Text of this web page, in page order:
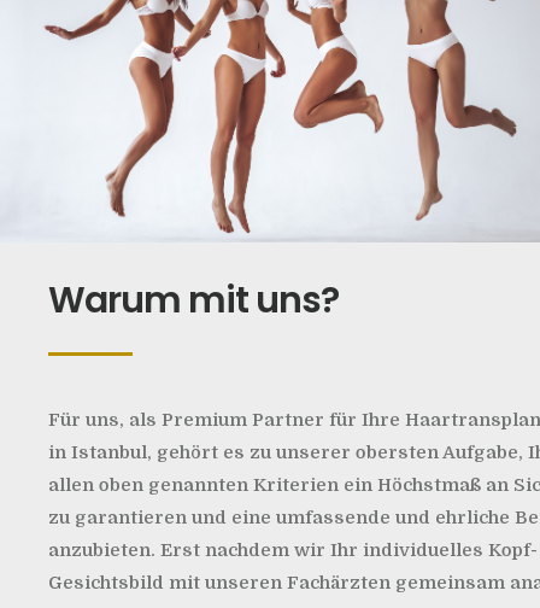
Warum mit uns?
Für uns, als Premium Partner für Ihre
in Istanbul, gehört es zu unserer obersten Aufgabe,
allen oben genannten Kriterien ein Höchstmaß an
zu garantieren und eine umfassende und ehrliche
anzubieten.Erst nachdem wir Ihr individuelles
Gesichtsbild mit unseren Fachärzten gemeinsam